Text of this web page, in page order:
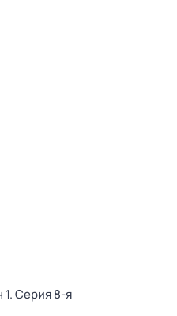
1. Серия 8-я